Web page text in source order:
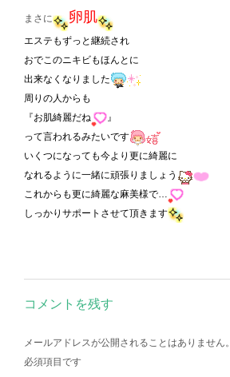
まさに 卵肌
エステもずっと継続され
おでこのニキビもほんとに
出来なくなりました
周りの人からも
『お肌綺麗だね
』
って言われるみたいです
いくつになっても今より更に綺麗に
なれるように一緒に頑張りましょう
これからも更に綺麗な麻美様で…
しっかりサポートさせて頂きます
コメントを残す
メールアドレスが公開されることはありません。
必須項目です